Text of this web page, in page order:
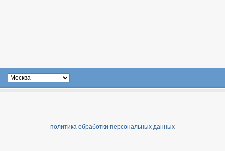
политика обработки персональных данных